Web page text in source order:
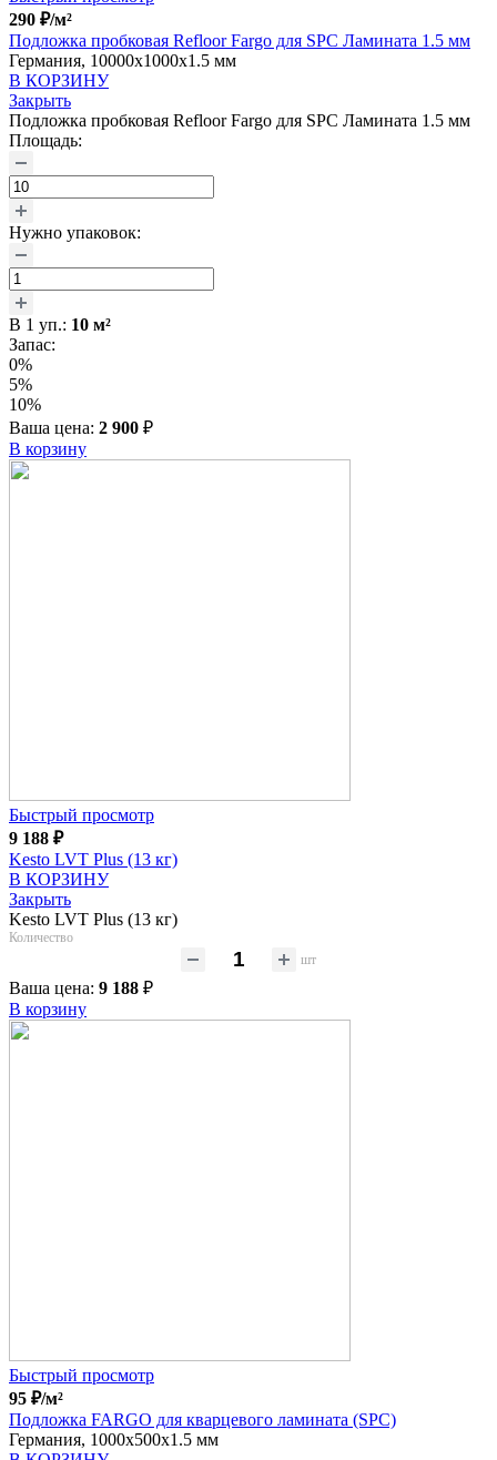
290 ₽/м²
Подложка пробковая Refloor Fargo для SPC Ламината 1.5 мм
Германия, 10000x1000x1.5 мм
В КОРЗИНУ
Закрыть
Подложка пробковая Refloor Fargo для SPC Ламината 1.5 мм
Площадь:
Нужно упаковок:
В 1 уп.: 10 м²
Запас:
0%
5%
10%
Ваша цена: 2 900 ₽
В корзину
Быстрый просмотр
9 188 ₽
Kesto LVT Plus (13 кг)
В КОРЗИНУ
Закрыть
Kesto LVT Plus (13 кг)
Количество
шт
Ваша цена: 9 188 ₽
В корзину
Быстрый просмотр
95 ₽/м²
Подложка FARGO для кварцевого ламината (SPC)
Германия, 1000x500x1.5 мм